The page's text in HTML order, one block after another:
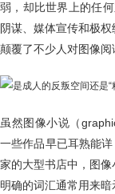
弱，却比世界上的任
阴谋、媒体宣传和极
颠覆了不少人对图像阅
虽然图像小说（
一些作品早已耳熟能
家的大型书店中，图
明确的词汇通常用来